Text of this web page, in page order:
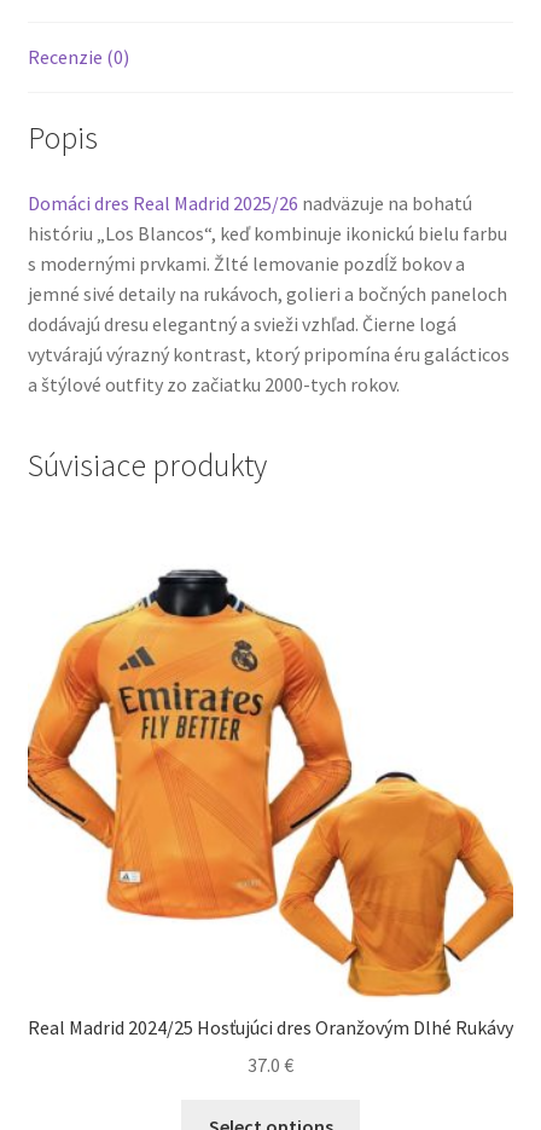
Recenzie (0)
Popis
Domáci dres Real Madrid 2025/26 nadväzuje na bohatú
históriu „Los Blancos“, keď kombinuje ikonickú bielu farbu
s modernými prvkami. Žlté lemovanie pozdĺž bokov a
jemné sivé detaily na rukávoch, golieri a bočných paneloch
dodávajú dresu elegantný a svieži vzhľad. Čierne logá
vytvárajú výrazný kontrast, ktorý pripomína éru galácticos
a štýlové outfity zo začiatku 2000-tych rokov.
Súvisiace produkty
Real Madrid 2024/25 Hosťujúci dres Oranžovým Dlhé Rukávy
37.0 €